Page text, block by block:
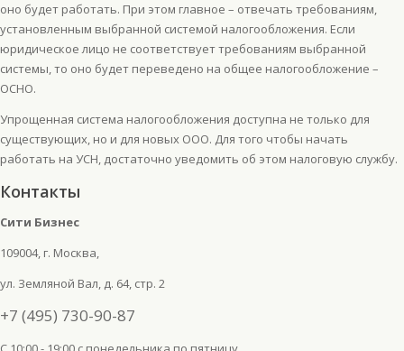
оно будет работать. При этом главное – отвечать требованиям,
установленным выбранной системой налогообложения. Если
юридическое лицо не соответствует требованиям выбранной
системы, то оно будет переведено на общее налогообложение –
ОСНО.
Упрощенная система налогообложения доступна не только для
существующих, но и для новых ООО. Для того чтобы начать
работать на УСН, достаточно уведомить об этом налоговую службу.
Контакты
Сити Бизнес
109004, г. Москва,
ул. Земляной Вал, д. 64, стр. 2
+7 (495) 730-90-87